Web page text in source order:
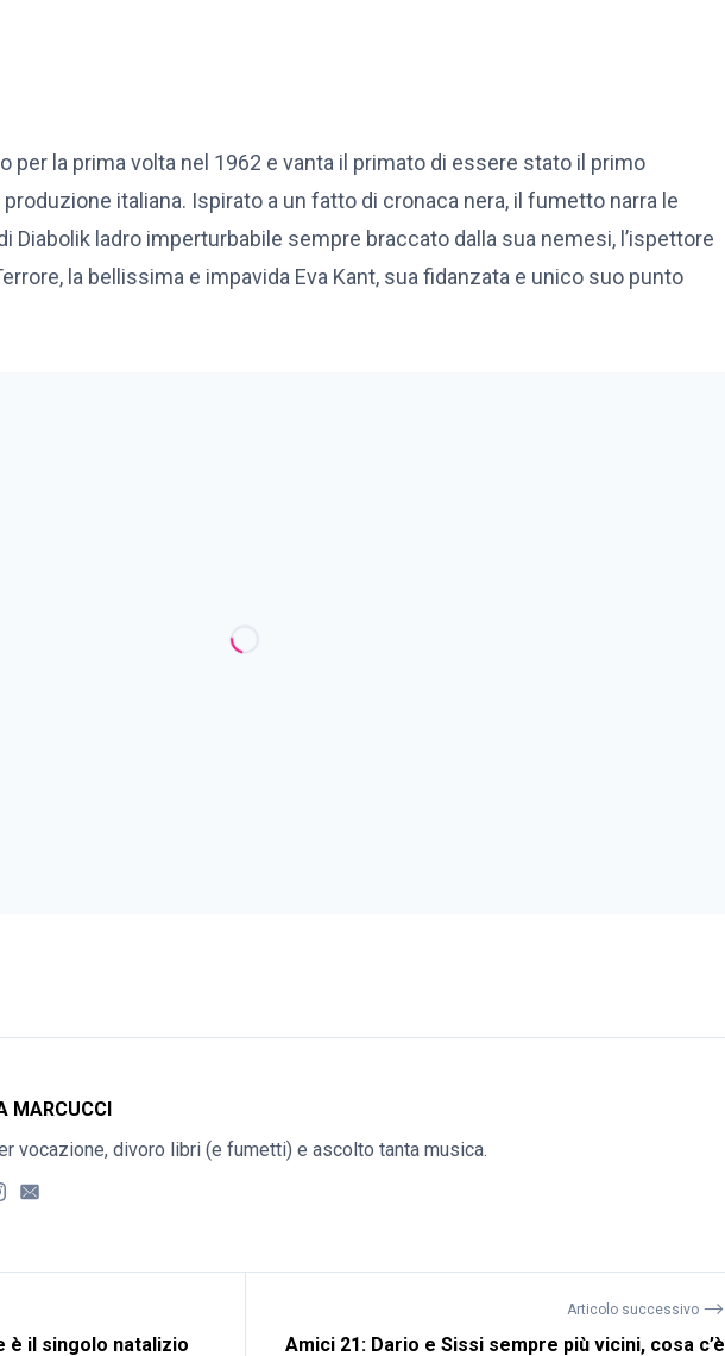
per la prima volta nel 1962 e vanta il primato di essere stato il primo
italiana. Ispirato a un fatto di cronaca nera, il fumetto narra le
Diabolik ladro imperturbabile sempre braccato dalla sua nemesi, l’ispettore
la bellissima e impavida Eva Kant, sua fidanzata e unico suo punto
MARCUCCI
vocazione, divoro libri (e fumetti) e ascolto tanta musica.
è il singolo natalizio
Articolo successivo ⟶
Amici 21: Dario e Sissi sempre più vicini, cosa c’è